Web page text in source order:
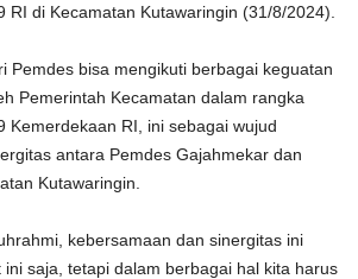
RI di Kecamatan Kutawaringin (31/8/2024).
Pemdes bisa mengikuti berbagai keguatan
Pemerintah Kecamatan dalam rangka
Kemerdekaan RI, ini sebagai wujud
antara Pemdes Gajahmekar dan
Kutawaringin.
kebersamaan dan sinergitas ini
saja, tetapi dalam berbagai hal kita harus